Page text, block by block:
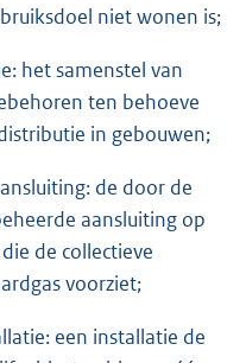
niet wonen is;
het samenstel van
ten behoeve
in gebouwen;
de door de
aansluiting op
de collectieve
voorziet;
een installatie de